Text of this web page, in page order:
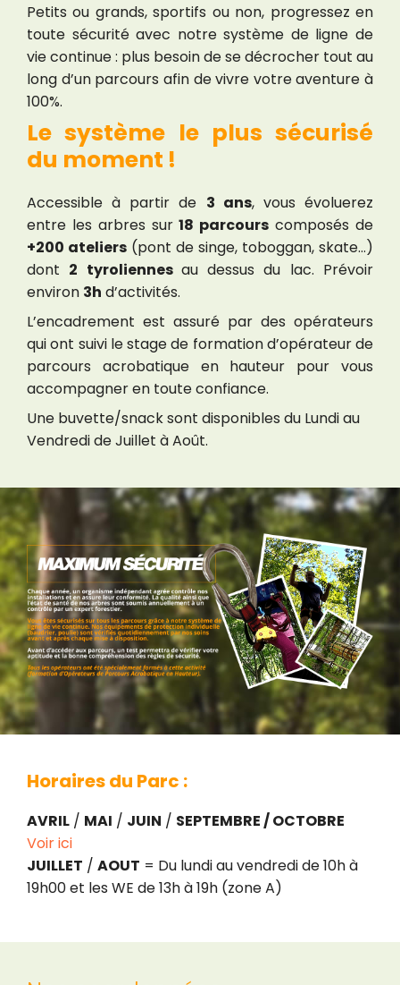
Petits ou grands, sportifs ou non, progressez en
toute sécurité avec notre système de ligne de
vie continue : plus besoin de se décrocher tout au
long d’un parcours afin de vivre votre aventure à
100%.
Le système le plus sécurisé
du moment !
Accessible à partir de 3 ans, vous évoluerez
entre les arbres sur18 parcours composés de
+200 ateliers (pont de singe, toboggan, skate…)
dont 2 tyroliennes au dessus du lac. Prévoir
environ 3h d’activités.
L’encadrement est assuré par des opérateurs
qui ont suivi le stage de formation d’opérateur de
parcours acrobatique en hauteur pour vous
accompagner en toute confiance.
Une buvette/snack sont disponibles du Lundi au
Vendredi de Juillet à Août.
Horaires du Parc :
AVRIL / MAI / JUIN / SEPTEMBRE / OCTOBRE
Voir ici
JUILLET / AOUT = Du lundi au vendredi de 10h à
19h00 et les WE de 13h à 19h (zone A)